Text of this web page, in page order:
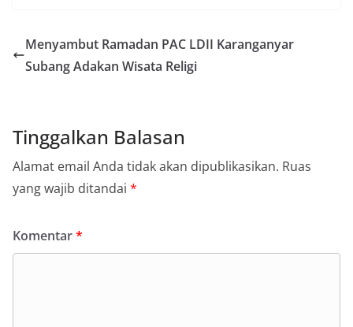
Menyambut Ramadan PAC LDII Karanganyar
Subang Adakan Wisata Religi
Tinggalkan Balasan
Alamat email Anda tidak akan dipublikasikan. Ruas
yang wajib ditandai *
Komentar*